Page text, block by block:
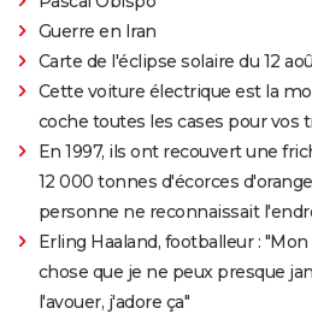
Guerre en Iran
Carte de l'éclipse solaire du 12
Cette voiture électrique est la
coche toutes les cases pour vos
En 1997, ils ont recouvert une
12 000 tonnes d'écorces
personne ne reconnaissait
Erling Haaland, footballeur :
chose que je ne peux presque
l'avouer, j'adore ça"